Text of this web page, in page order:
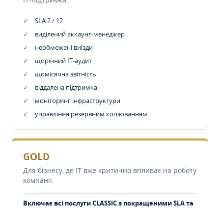
SLA 2 / 12
виділений аккаунт-менеджер
необмежені виїзди
щорічний IT-аудит
щомісячна звітність
віддалена підтримка
моніторинг інфраструктури
управління резервним копіюванням
GOLD
Для бізнесу, де IT вже критично впливає на роботу
компанії.
Включає всі послуги CLASSIC з покращеними SLA та